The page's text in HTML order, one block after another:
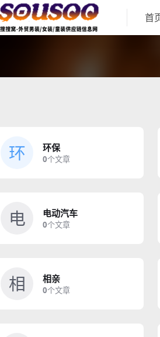
首
环 环保
0个文章
电 电动汽车
0个文章
相 相亲
0个文章